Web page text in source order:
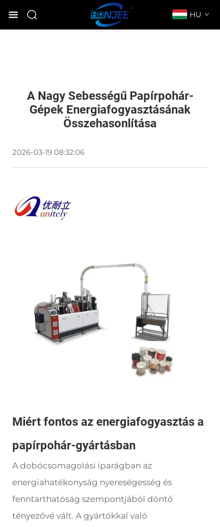
HU
A Nagy Sebességű Papírpohár-
Gépek Energiafogyasztásának
Összehasonlítása
2026-03-19 08:32:06
Miért fontos az energiafogyasztás a
papírpohár-gyártásban
A dobócsomagolási iparágban az
energiahatékonyság nyereségesség és
fenntarthatóság szempontjából döntő
tényezővé vált. A gyártókkal való